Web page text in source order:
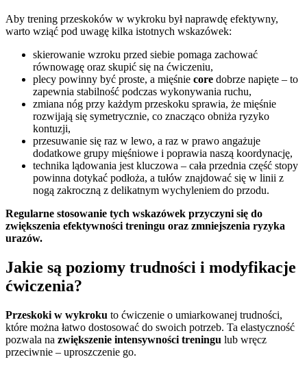
Aby trening przeskoków w wykroku był naprawdę efektywny,
warto wziąć pod uwagę kilka istotnych wskazówek:
skierowanie wzroku przed siebie pomaga zachować
równowagę oraz skupić się na ćwiczeniu,
plecy powinny być proste, a mięśnie core dobrze napięte – to
zapewnia stabilność podczas wykonywania ruchu,
zmiana nóg przy każdym przeskoku sprawia, że mięśnie
rozwijają się symetrycznie, co znacząco obniża ryzyko
kontuzji,
przesuwanie się raz w lewo, a raz w prawo angażuje
dodatkowe grupy mięśniowe i poprawia naszą koordynację,
technika lądowania jest kluczowa – cała przednia część stopy
powinna dotykać podłoża, a tułów znajdować się w linii z
nogą zakroczną z delikatnym wychyleniem do przodu.
Regularne stosowanie tych wskazówek przyczyni się do
zwiększenia efektywności treningu oraz zmniejszenia ryzyka
urazów.
Jakie są poziomy trudności i modyfikacje
ćwiczenia?
Przeskoki w wykroku to ćwiczenie o umiarkowanej trudności,
które można łatwo dostosować do swoich potrzeb. Ta elastyczność
pozwala na zwiększenie intensywności treningu lub wręcz
przeciwnie – uproszczenie go.